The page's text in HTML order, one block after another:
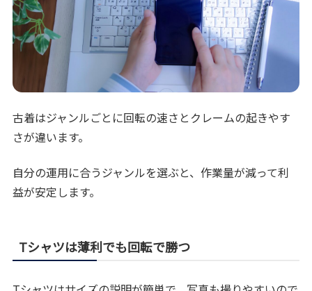
古着はジャンルごとに回転の速さとクレームの起きやす
さが違います。
自分の運用に合うジャンルを選ぶと、作業量が減って利
益が安定します。
Tシャツは薄利でも回転で勝つ